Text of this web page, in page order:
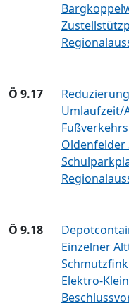
Ö 9.17
Umlaufzeit/
Oldenfelder
Ö 9.18
Einzelner
Elektro-